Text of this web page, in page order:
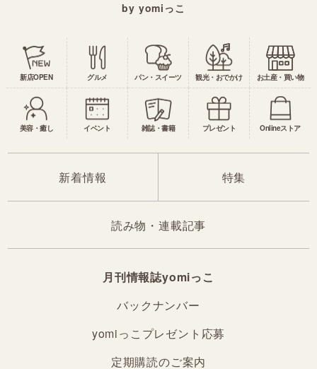
by yomiっこ
新店OPEN グルメ パン・スイーツ 観光・おでかけ お土産・買い物
美容・癒し イベント 雑誌・書籍 プレゼント Onlineストア
新着情報 特集
読み物・連載記事
月刊情報誌yomiっこ
バックナンバー
yomiっこプレゼント応募
定期購読のご案内